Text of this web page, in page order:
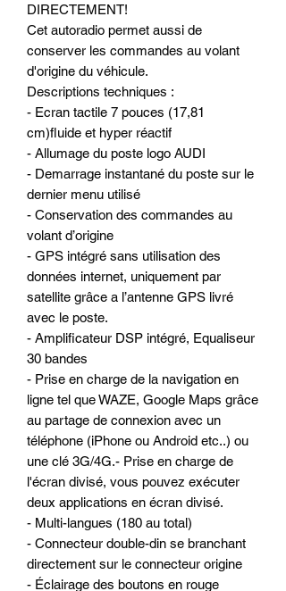
DIRECTEMENT!
Cet autoradio permet aussi de
conserver les commandes au volant
d'origine du véhicule.
Descriptions techniques :
- Ecran tactile 7 pouces (17,81
cm)fluide et hyper réactif
- Allumage du poste logo AUDI
- Demarrage instantané du poste sur le
dernier menu utilisé
- Conservation des commandes au
volant d’origine
- GPS intégré sans utilisation des
données internet, uniquement par
satellite grâce a l’antenne GPS livré
avec le poste.
- Amplificateur DSP intégré, Equaliseur
30 bandes
- Prise en charge de la navigation en
ligne tel que WAZE, Google Maps grâce
au partage de connexion avec un
téléphone (iPhone ou Android etc..) ou
une clé 3G/4G.- Prise en charge de
l'écran divisé, vous pouvez exécuter
deux applications en écran divisé.
- Multi-langues (180 au total)
- Connecteur double-din se branchant
directement sur le connecteur origine
- Éclairage des boutons en rouge